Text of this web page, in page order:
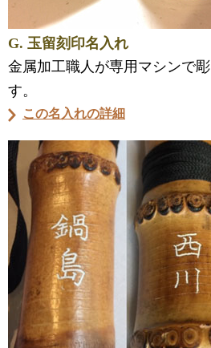
G. 玉留刻印名入れ
金属加工職人が専用マシンで
す。
この名入れの詳細